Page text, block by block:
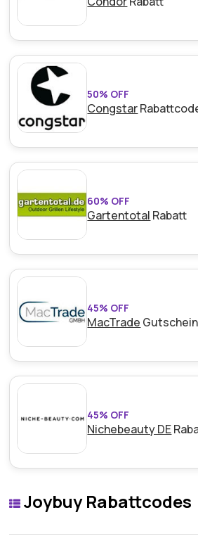
50% OFF
Congstar
60% OFF
Gartentotal Rabatt
45% OFF
MacTrade
45% OFF
Nichebeauty DE
Joybuy Rabattcodes